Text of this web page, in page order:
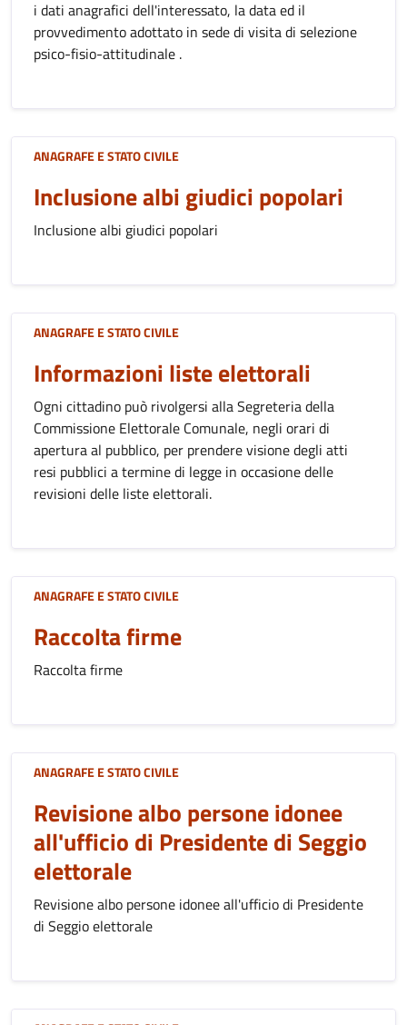
i dati anagrafici dell'interessato, la data ed il
provvedimento adottato in sede di visita di selezione
psico-fisio-attitudinale .
ANAGRAFE E STATO CIVILE
Inclusione albi giudici popolari
Inclusione albi giudici popolari
ANAGRAFE E STATO CIVILE
Informazioni liste elettorali
Ogni cittadino può rivolgersi alla Segreteria della
Commissione Elettorale Comunale, negli orari di
apertura al pubblico, per prendere visione degli atti
resi pubblici a termine di legge in occasione delle
revisioni delle liste elettorali.
ANAGRAFE E STATO CIVILE
Raccolta firme
Raccolta firme
ANAGRAFE E STATO CIVILE
Revisione albo persone idonee
all'ufficio di Presidente di Seggio
elettorale
Revisione albo persone idonee all'ufficio di Presidente
di Seggio elettorale